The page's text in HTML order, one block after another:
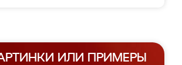
ИЛИ ПРИМЕРЫ